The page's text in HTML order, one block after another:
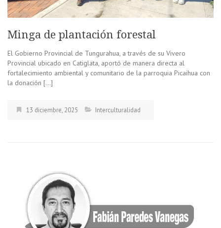
Minga de plantación forestal
El Gobierno Provincial de Tungurahua, a través de su Vivero
Provincial ubicado en Catiglata, aportó de manera directa al
fortalecimiento ambiental y comunitario de la parroquia Picaihua con
la donación […]
13 diciembre, 2025 Interculturalidad